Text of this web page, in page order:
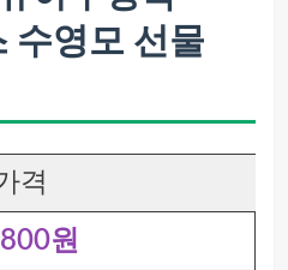
수영모 선물
격
원